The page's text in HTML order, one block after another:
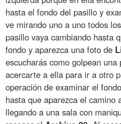
hasta el fondo del pasillo y
ve mirando uno a uno todos
pasillo vaya cambiando hasta
fondo y aparezca una foto de
escucharás como golpean
acercarte a ella para ir a otro
operación de examinar el
hasta que aparezca el camino
llegando a una sala con